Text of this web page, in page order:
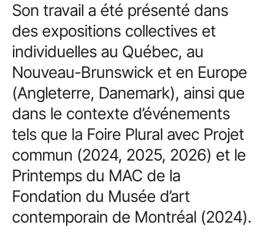
Son travail a été présenté dans
des expositions collectives et
individuelles au Québec, au
Nouveau-Brunswick et en Europe
(Angleterre, Danemark), ainsi que
dans le contexte d’événements
tels que la Foire Plural avec Projet
commun (2024, 2025, 2026) et le
Printemps du MAC de la
Fondation du Musée d’art
contemporain de Montréal (2024).